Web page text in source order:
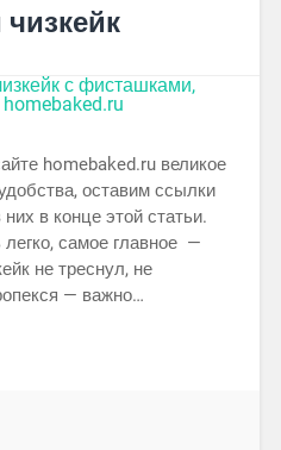
homebaked.ru великое
оставим ссылки
в конце этой статьи.
легко, самое главное —
не треснул, не
— важно…